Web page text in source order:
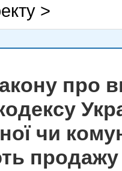
>
про
чи